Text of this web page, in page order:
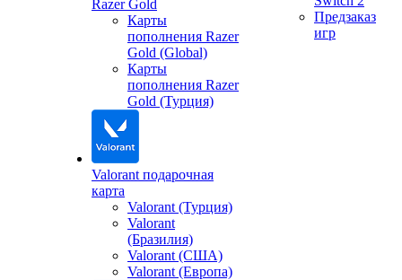
Razer Gold
Карты
пополнения Razer
Gold (Global)
Карты
пополнения Razer
Gold (Турция)
Valorant подарочная
карта
Valorant (Турция)
Valorant
(Бразилия)
Valorant (США)
Valorant (Европа)
Предзаказ
игр